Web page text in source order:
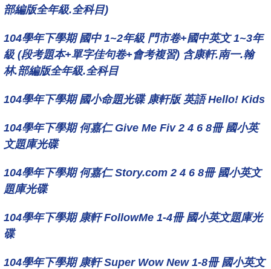
部編版全年級.全科目)
104學年下學期 國中 1~2年級 門市卷+國中英文 1~3年
級 (段考題本+單字佳句卷+會考複習) 含康軒.南一.翰
林.部編版全年級.全科目
104學年下學期 國小命題光碟 康軒版 英語 Hello! Kids
104學年下學期 何嘉仁 Give Me Fiv 2 4 6 8冊 國小英
文題庫光碟
104學年下學期 何嘉仁 Story.com 2 4 6 8冊 國小英文
題庫光碟
104學年下學期 康軒 FollowMe 1-4冊 國小英文題庫光
碟
104學年下學期 康軒 Super Wow New 1-8冊 國小英文